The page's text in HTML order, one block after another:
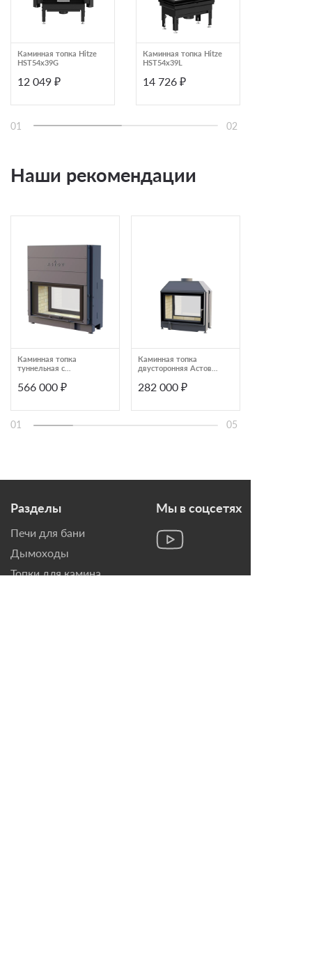
Каминная топка Hitze
HST54x39G
12 049 ₽
Каминная топка Hitze
HST54x39L
14 726 ₽
01 02
Наши рекомендации
Каминная топка
туннельная с
Astov ПТ 10057
566 000 ₽
Каминная топка
двусторонняя Астов
282 000 ₽
01 05
Разделы
Печи для бани
Дымоходы
Топки для камина
Мы в соцсетях